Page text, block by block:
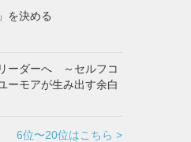
を決める
ーダーへ ～セルフコ
ーモアが生み出す余白
6位〜20位はこちら >